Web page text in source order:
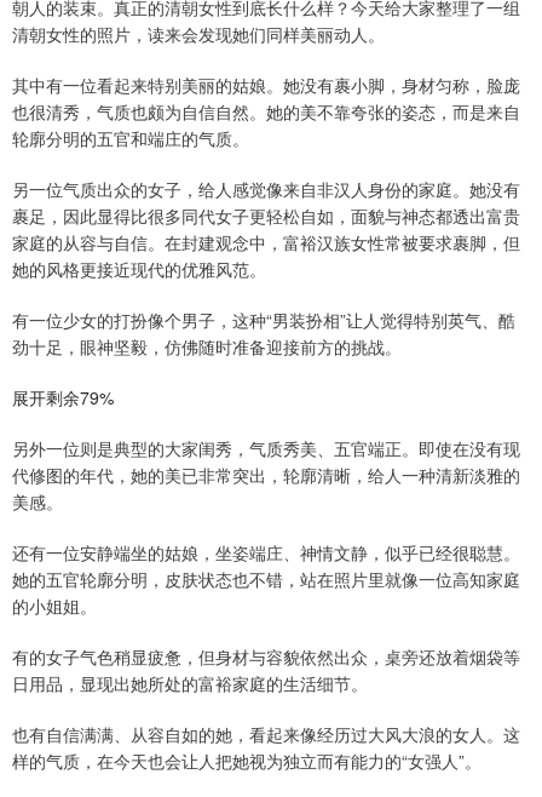
朝人的装束。真正的清朝女性到底长什么样？今天给大家整理了一组
清朝女性的照片，读来会发现她们同样美丽动人。
其中有一位看起来特别美丽的姑娘。她没有裹小脚，身材匀称，脸庞
也很清秀，气质也颇为自信自然。她的美不靠夸张的姿态，而是来自
轮廓分明的五官和端庄的气质。
另一位气质出众的女子，给人感觉像来自非汉人身份的家庭。她没有
裹足，因此显得比很多同代女子更轻松自如，面貌与神态都透出富贵
家庭的从容与自信。在封建观念中，富裕汉族女性常被要求裹脚，但
她的风格更接近现代的优雅风范。
有一位少女的打扮像个男子，这种“男装扮相”让人觉得特别英气、酷
劲十足，眼神坚毅，仿佛随时准备迎接前方的挑战。
展开剩余79%
另外一位则是典型的大家闺秀，气质秀美、五官端正。即使在没有现
代修图的年代，她的美已非常突出，轮廓清晰，给人一种清新淡雅的
美感。
还有一位安静端坐的姑娘，坐姿端庄、神情文静，似乎已经很聪慧。
她的五官轮廓分明，皮肤状态也不错，站在照片里就像一位高知家庭
的小姐姐。
有的女子气色稍显疲惫，但身材与容貌依然出众，桌旁还放着烟袋等
日用品，显现出她所处的富裕家庭的生活细节。
也有自信满满、从容自如的她，看起来像经历过大风大浪的女人。这
样的气质，在今天也会让人把她视为独立而有能力的“女强人”。